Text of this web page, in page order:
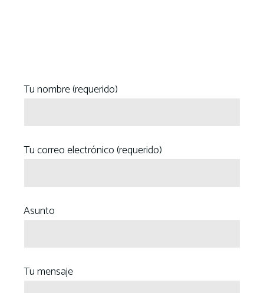
Tu nombre (requerido)
Tu correo electrónico (requerido)
Asunto
Tu mensaje